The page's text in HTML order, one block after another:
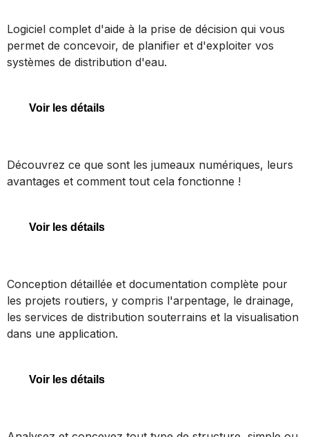
Logiciel complet d'aide à la prise de décision qui vous
permet de concevoir, de planifier et d'exploiter vos
systèmes de distribution d'eau.
Voir les détails
Jumeaux numériques
Découvrez ce que sont les jumeaux numériques, leurs
avantages et comment tout cela fonctionne !
Voir les détails
OpenRoads Designer
Conception détaillée et documentation complète pour
les projets routiers, y compris l'arpentage, le drainage,
les services de distribution souterrains et la visualisation
dans une application.
Voir les détails